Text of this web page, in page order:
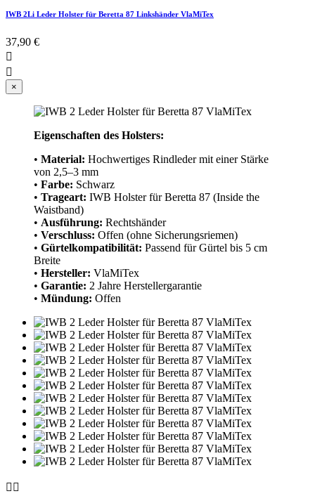
IWB 2Li Leder Holster für Beretta 87 Linkshänder VlaMiTex
37,90 €


×
Eigenschaften des Holsters:
• Material: Hochwertiges Rindleder mit einer Stärke
von 2,5–3 mm
• Farbe: Schwarz
• Trageart: IWB Holster für Beretta 87 (Inside the
Waistband)
• Ausführung: Rechtshänder
• Verschluss: Offen (ohne Sicherungsriemen)
• Gürtelkompatibilität: Passend für Gürtel bis 5 cm
Breite
• Hersteller: VlaMiTex
• Garantie: 2 Jahre Herstellergarantie
• Mündung: Offen
 